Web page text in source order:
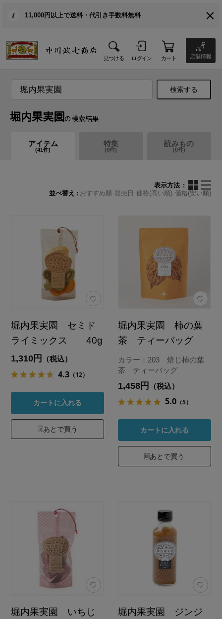
11,000円以上で送料・代引き手数料無料
見つける ログイン カート 店舗情報
検索する
堀内果実園の検索結果
アイテム
(41件)
特集
(0件)
読みもの
(0件)
表示方法
並べ替え
おすすめ順 発売日 価格(高い順) 価格(安い順)
堀内果実園 セミド
ライミックス 40g
1,310円 （税込）
4.3 （12）
カートに入れる
あとで買う
堀内果実園 柿の葉
茶 ティーバッグ
カラー：203 焙じ柿の葉
茶 ティーバッグ
1,458円 （税込）
5.0 （5）
カートに入れる
あとで買う
堀内果実園 いちじ
堀内果実園 ジンジ